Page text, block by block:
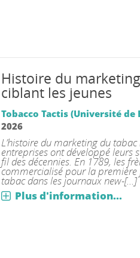
Histoire du
ciblant les jeunes
Tobacco Tactis (Université de
2026
L’histoire du marketing du
entreprises ont développé leurs
fil des décennies. En 1789, les
commercialisé pour la
tabac dans les journaux new-[...]
Plus d'information...